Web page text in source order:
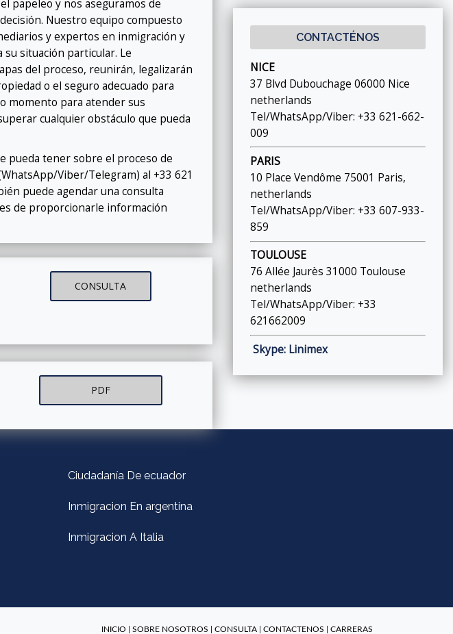
papeleo y nos aseguramos de
Nuestro equipo compuesto
y expertos en inmigración y
su situación particular. Le
del proceso, reunirán, legalizarán
o el seguro adecuado para
momento para atender sus
cualquier obstáculo que pueda
pueda tener sobre el proceso de
Viber/Telegram) al +33 621
puede agendar una consulta
de proporcionarle información
CONSULTA
PDF
CONTACTÉNOS
NICE
37 Blvd Dubouchage 06000 Nice
netherlands
Tel/WhatsApp/Viber: +33 621-662-
009
PARIS
10 Place Vendôme 75001 Paris,
netherlands
Tel/WhatsApp/Viber: +33 607-933-
859
TOULOUSE
76 Allée Jaurès 31000 Toulouse
netherlands
Tel/WhatsApp/Viber: +33
621662009
Skype: Linimex
Ciudadanía De ecuador
Inmigracion En argentina
Inmigracion A Italia
INICIO SOBRE NOSOTROS CONSULTA CONTACTENOS CARRERAS